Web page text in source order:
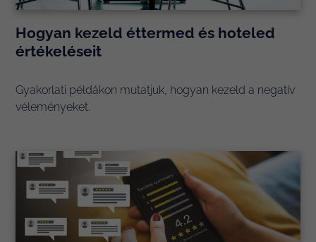
Hogyan kezeld éttermed és hoteled
értékeléseit
Gyakorlati példákon mutatjuk, hogyan kezeld a negatív
véleményeket.